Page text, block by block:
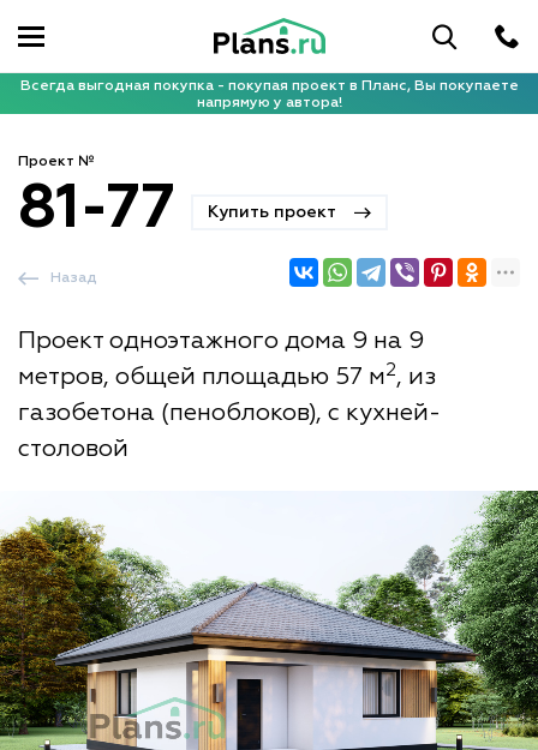
Всегда выгодная покупка - покупая проект в Планс, Вы покупаете
напрямую у автора!
Проект №
81-77 Купить проект
Проект одноэтажного дома 9 на 9
метров, общей площадью 57 м2, из
газобетона (пеноблоков), с кухней-
столовой
Назад